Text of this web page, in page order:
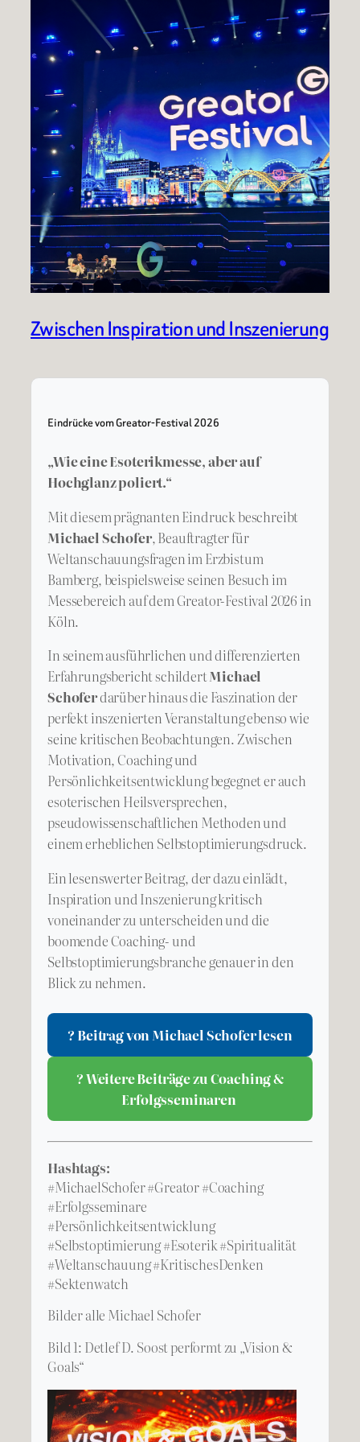
Zwischen Inspiration und Inszenierung
Eindrücke vom Greator-Festival 2026
„Wie eine Esoterikmesse, aber auf
Hochglanz poliert.“
Mit diesem prägnanten Eindruck beschreibt
Michael Schofer, Beauftragter für
Weltanschauungsfragen im Erzbistum
Bamberg, beispielsweise seinen Besuch im
Messebereich auf dem Greator-Festival 2026 in
Köln.
In seinem ausführlichen und differenzierten
Erfahrungsbericht schildertMichael
Schoferdarüber hinaus die Faszination der
perfekt inszenierten Veranstaltung ebenso wie
seine kritischen Beobachtungen. Zwischen
Motivation, Coaching und
Persönlichkeitsentwicklung begegnet er auch
esoterischen Heilsversprechen,
pseudowissenschaftlichen Methoden und
einem erheblichen Selbstoptimierungsdruck.
Ein lesenswerter Beitrag, der dazu einlädt,
Inspiration und Inszenierung kritisch
voneinander zu unterscheiden und die
boomende Coaching- und
Selbstoptimierungsbranche genauer in den
Blick zu nehmen.
? Beitrag von Michael Schofer lesen
? Weitere Beiträge zu Coaching &
Erfolgsseminaren
Hashtags:
#MichaelSchofer #Greator #Coaching
#Erfolgsseminare
#Persönlichkeitsentwicklung
#Selbstoptimierung #Esoterik #Spiritualität
#Weltanschauung #KritischesDenken
#Sektenwatch
Bilder alle Michael Schofer
Bild 1: Detlef D. Soost performt zu „Vision &
Goals“